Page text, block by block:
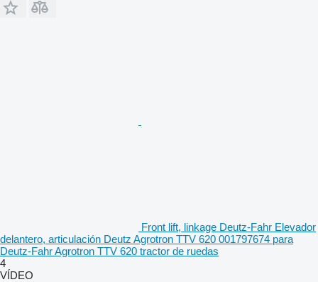
Front lift, linkage Deutz-Fahr Elevador
delantero, articulación Deutz Agrotron TTV 620 001797674 para
Deutz-Fahr Agrotron TTV 620 tractor de ruedas
4
VÍDEO